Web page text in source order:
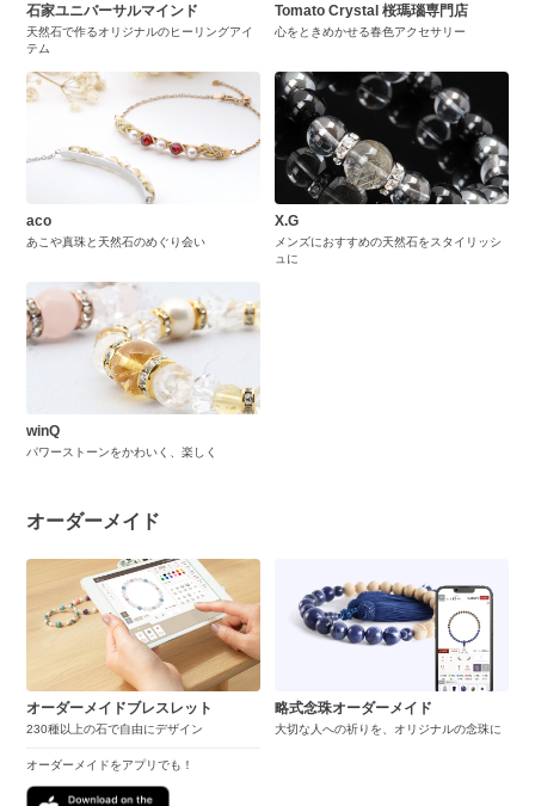
石家ユニバーサルマインド
天然石で作るオリジナルのヒーリングアイ
テム
Tomato Crystal 桜瑪瑙専門店
心をときめかせる春色アクセサリー
aco
あこや真珠と天然石のめぐり会い
X.G
メンズにおすすめの天然石をスタイリッシ
ュに
winQ
パワーストーンをかわいく、楽しく
オーダーメイド
オーダーメイドブレスレット
230種以上の石で自由にデザイン
オーダーメイドをアプリでも！
略式念珠オーダーメイド
大切な人への祈りを、オリジナルの念珠に